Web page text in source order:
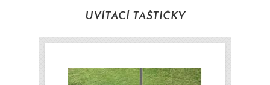
UVÍTACÍ TAŠTIČKY